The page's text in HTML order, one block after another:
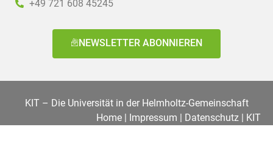
+49 721 608 45245
NEWSLETTER ABONNIEREN
KIT – Die Universität in der Helmholtz-Gemeinschaft
Home | Impressum | Datenschutz | KIT